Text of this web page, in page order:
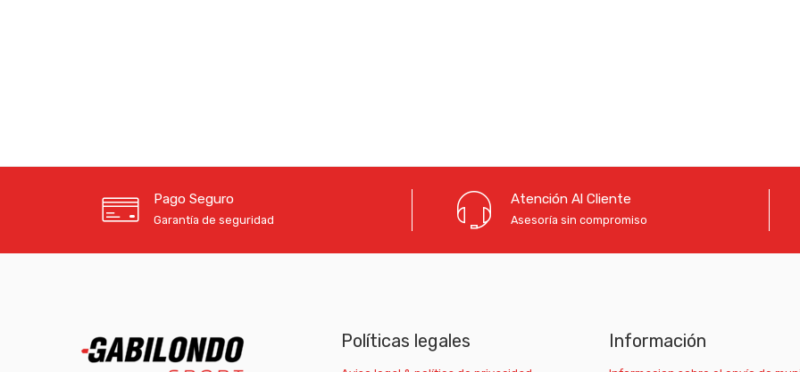
Pago Seguro
Garantía de seguridad
Atención Al Cliente
Asesoría sin compromiso
Políticas legales Información